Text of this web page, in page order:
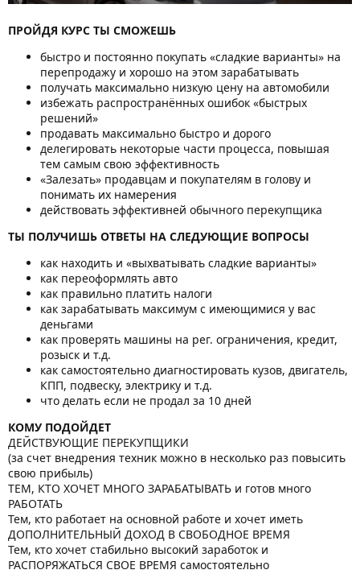
ПРОЙДЯ КУРС ТЫ СМОЖЕШЬ
быстро и постоянно покупать «сладкие варианты» на
перепродажу и хорошо на этом зарабатывать
получать максимально низкую цену на автомобили
избежать распространённых ошибок «быстрых
решений»
продавать максимально быстро и дорого
делегировать некоторые части процесса, повышая
тем самым свою эффективность
«Залезать» продавцам и покупателям в голову и
понимать их намерения
действовать эффективней обычного перекупщика
ТЫ ПОЛУЧИШЬ ОТВЕТЫ НА СЛЕДУЮЩИЕ ВОПРОСЫ
как находить и «выхватывать сладкие варианты»
как переоформлять авто
как правильно платить налоги
как зарабатывать максимум с имеющимися у вас
деньгами
как проверять машины на рег. ограничения, кредит,
розыск и т.д.
как самостоятельно диагностировать кузов, двигатель,
КПП, подвеску, электрику и т.д.
что делать если не продал за 10 дней
КОМУ ПОДОЙДЕТ
ДЕЙСТВУЮЩИЕ ПЕРЕКУПЩИКИ
(за счет внедрения техник можно в несколько раз повысить
свою прибыль)
ТЕМ, КТО ХОЧЕТ МНОГО ЗАРАБАТЫВАТЬ и готов много
РАБОТАТЬ
Тем, кто работает на основной работе и хочет иметь
ДОПОЛНИТЕЛЬНЫЙ ДОХОД В СВОБОДНОЕ ВРЕМЯ
Тем, кто хочет стабильно высокий заработок и
РАСПОРЯЖАТЬСЯ СВОЕ ВРЕМЯ самостоятельно